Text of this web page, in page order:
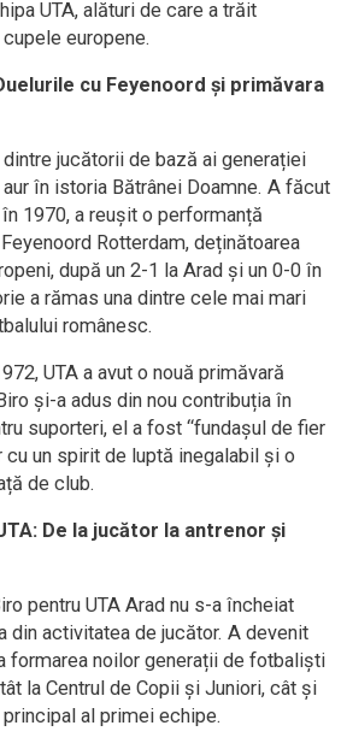
UTA, alături de care a trăit
europene.
cu Feyenoord și primăvara
jucătorii de bază ai generației
în istoria Bătrânei Doamne. A făcut
1970, a reușit o performanță
Rotterdam, deținătoarea
după un 2-1 la Arad și un 0-0 în
a rămas una dintre cele mai mari
românesc.
UTA a avut o nouă primăvară
și-a adus din nou contribuția în
suporteri, el a fost “fundașul de fier
cu un spirit de luptă inegalabil și o
de club.
De la jucător la antrenor și
pentru UTA Arad nu s-a încheiat
din activitatea de jucător. A devenit
formarea noilor generații de fotbaliști
la Centrul de Copii și Juniori, cât și
al primei echipe.